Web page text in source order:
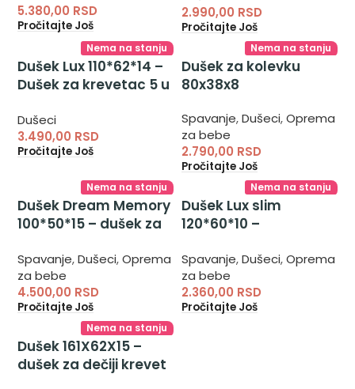
5.380,00 RSD
Pročitajte Još
2.990,00 RSD
Pročitajte Još
Nema na stanju
Dušek Lux 110*62*14 –
Dušek za krevetac 5 u
Dušeci
3.490,00 RSD
Pročitajte Još
Nema na stanju
Dušek za kolevku
80x38x8
Spavanje,Dušeci,Oprema
za bebe
2.790,00 RSD
Pročitajte Još
Nema na stanju
Dušek Dream Memory
100*50*15 – dušek za
Spavanje, Dušeci, Oprema
za bebe
4.500,00 RSD
Pročitajte Još
Nema na stanju
Dušek Lux slim
120*60*10 –
krevetac
Spavanje,Dušeci,Oprema
za bebe
2.360,00 RSD
Pročitajte Još
Nema na stanju
Dušek 161X62X15 –
dušek za dečiji krevet